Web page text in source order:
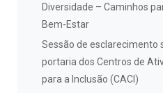
Diversidade – Caminhos
Bem-Estar
Sessão de esclarecimento
portaria dos Centros de
para a Inclusão (CACI)